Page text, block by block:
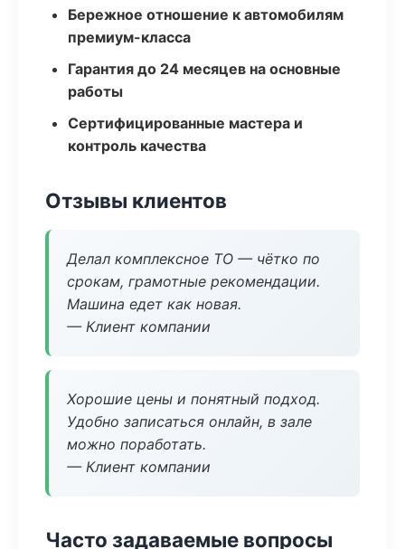
Бережное отношение к автомобилям
премиум-класса
Гарантия до 24 месяцев на основные
работы
Сертифицированные мастера и
контроль качества
Отзывы клиентов
Делал комплексное ТО — чётко по
срокам, грамотные рекомендации.
Машина едет как новая.
— Клиент компании
Хорошие цены и понятный подход.
Удобно записаться онлайн, в зале
можно поработать.
— Клиент компании
Часто задаваемые вопросы